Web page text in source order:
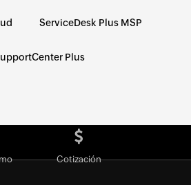
ServiceDesk Plus MSP
Plus
Cotización